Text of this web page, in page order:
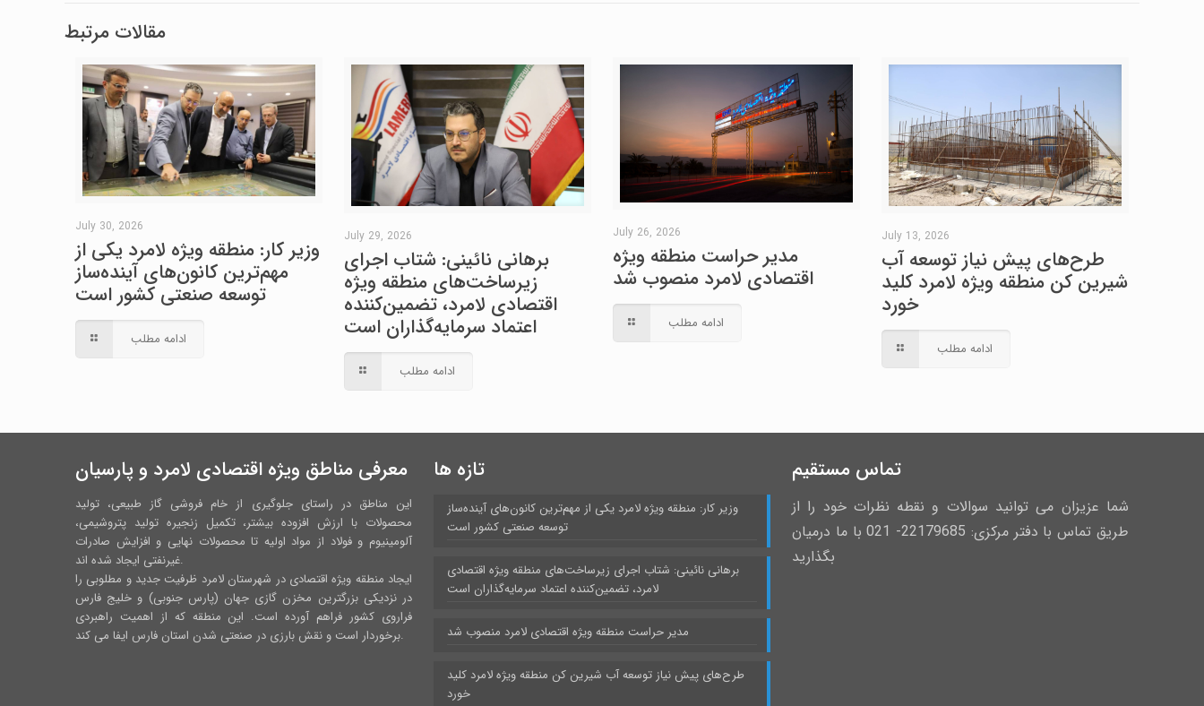
مقالات مرتبط
July 30, 2026
وزیر کار: منطقه ویژه لامرد یکی از
مهم‌ترین کانون‌های آینده‌ساز
توسعه صنعتی کشور است
ادامه مطلب
July 29, 2026
برهانی نائینی: شتاب اجرای
زیرساخت‌های منطقه ویژه
اقتصادی لامرد، تضمین‌کننده
اعتماد سرمایه‌گذاران است
ادامه مطلب
July 26, 2026
مدیر حراست منطقه ویژه
اقتصادی لامرد منصوب شد
ادامه مطلب
July 13, 2026
طرح‌های پیش نیاز توسعه آب
شیرین کن منطقه ویژه لامرد کلید
خورد
ادامه مطلب
معرفی مناطق ویژه اقتصادی لامرد و پارسیان
این مناطق در راستای جلوگیری از خام فروشی گاز طبیعی، تولید
محصولات با ارزش افزوده بیشتر، تکمیل زنجیره تولید پتروشیمی،
آلومینیوم و فولاد از مواد اولیه تا محصولات نهایی و افزایش صادرات
غیرنفتی ایجاد شده اند.
ایجاد منطقه ویژه اقتصادی در شهرستان لامرد ظرفیت جدید و مطلوبی را
در نزدیکی بزرگترین مخزن گازی جهان (پارس جنوبی) و خلیج فارس
فراروی کشور فراهم آورده است. این منطقه که از اهمیت راهبردی
برخوردار است و نقش بارزی در صنعتی شدن استان فارس ایفا می کند.
تازه ها
وزیر کار: منطقه ویژه لامرد یکی از مهم‌ترین کانون‌های آینده‌ساز
توسعه صنعتی کشور است
برهانی نائینی: شتاب اجرای زیرساخت‌های منطقه ویژه اقتصادی
لامرد، تضمین‌کننده اعتماد سرمایه‌گذاران است
مدیر حراست منطقه ویژه اقتصادی لامرد منصوب شد
طرح‌های پیش نیاز توسعه آب شیرین کن منطقه ویژه لامرد کلید
خورد
تماس مستقیم
شما عزیزان می توانید سوالات و نقطه نظرات خود را از
طریق تماس با دفتر مرکزی: 22179685- 021 با ما درمیان
بگذارید